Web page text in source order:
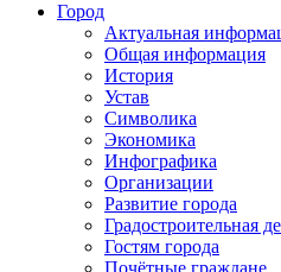
Город
Актуальная
Общая информация
История
Устав
Символика
Экономика
Инфографика
Организации
Развитие города
Градостроительная
Гостям города
Почётные граждане